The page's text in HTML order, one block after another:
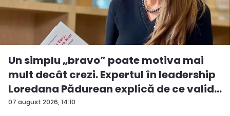
07 august 2026, 14:10
Un simplu „bravo” poate motiva mai
mult decât crezi. Expertul în leadership
Loredana Pădurean explică de ce valid...